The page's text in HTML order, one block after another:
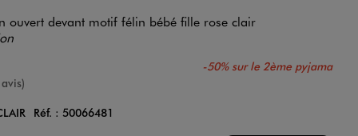
ouvert devant motif félin bébé fille rose clair
-50% sur le 2ème pyjama
Réf. : 50066481